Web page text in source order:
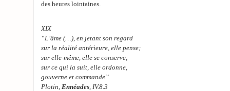
des heures lointaines.
XIX
“L’âme (…), en jetant son regard
sur la réalité antérieure, elle pense;
sur elle-même, elle se conserve;
sur ce qui la suit, elle ordonne,
gouverne et commande”
Plotin, Ennéades, IV.8.3